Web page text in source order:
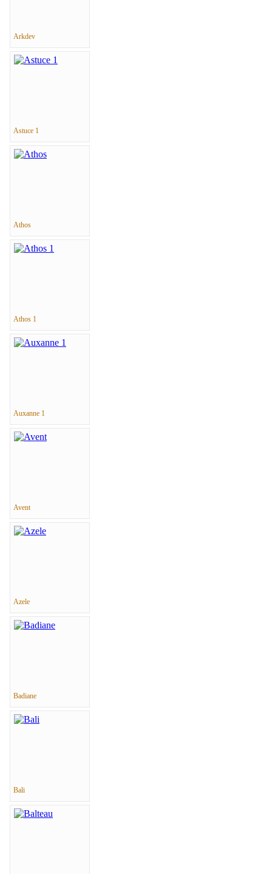
Arkdev
Astuce 1
Athos
Athos 1
Auxanne 1
Avent
Azele
Badiane
Bali